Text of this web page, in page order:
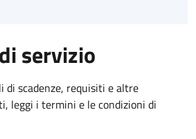
servizio
di scadenze, requisiti e altre
leggi i termini e le condizioni di